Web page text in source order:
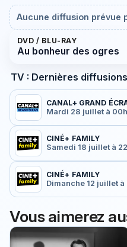
Aucune diffusion prévue
DVD / BLU-RAY
Au bonheur des ogres
TV : Dernières
CANAL+ GRAND
Mardi 28 juillet à
CINÉ+ FAMILY
Samedi 18 juillet à
CINÉ+ FAMILY
Dimanche 12 juillet à
Vous aimerez